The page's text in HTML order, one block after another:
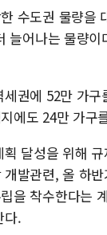
수도권 물량을
늘어나는 물량
세권에 52만 가
에도 24만 가구
달성을 위해
발관련, 올 하
을 착수한다는
다.